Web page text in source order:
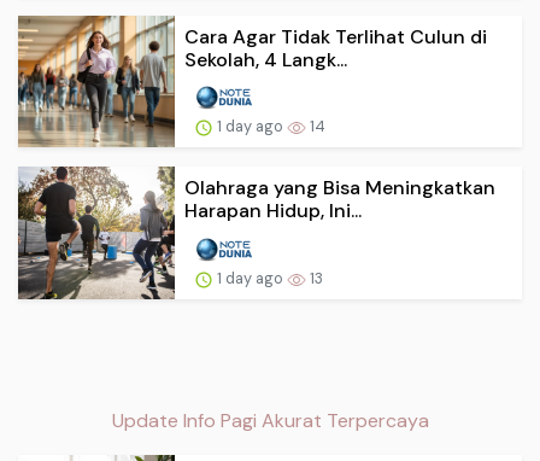
Cara Agar Tidak Terlihat Culun di
Sekolah, 4 Langk...
1 day ago 14
Olahraga yang Bisa Meningkatkan
Harapan Hidup, Ini...
1 day ago 13
Update Info Pagi Akurat Terpercaya